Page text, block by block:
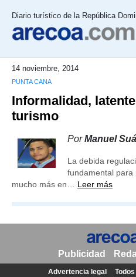
Diario turístico de la República
14 noviembre, 2014
PUNTA CANA
Informalidad,
turismo
PorManuel
La debida
fundamental para
mucho más en… Leer más
Publicidad
Advertencia legal